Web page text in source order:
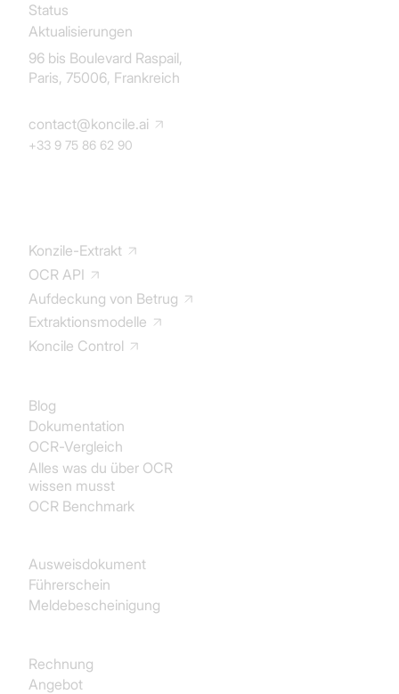
Konzile-Extrakt
OCR API
Aufdeckung von Betrug
Extraktionsmodelle
Koncile Control
Blog
Dokumentation
OCR-Vergleich
Alles was du über OCR
wissen musst
OCR Benchmark
Ausweisdokument
Führerschein
Meldebescheinigung
Rechnung
Angebot
Status
Aktualisierungen
96 bis Boulevard Raspail,
Paris, 75006, Frankreich
contact@koncile.ai
+33 9 75 86 62 90